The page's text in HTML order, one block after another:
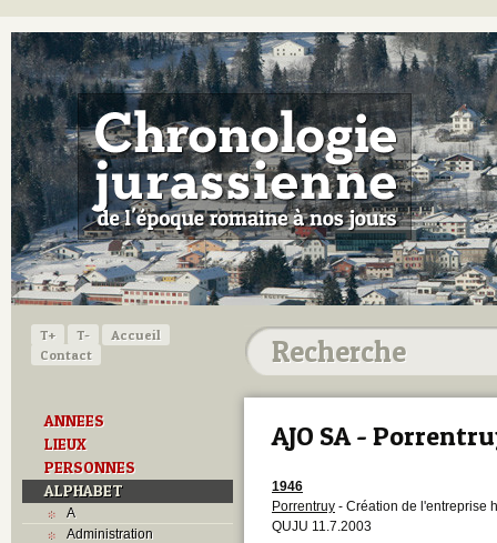
T+ T-
Accueil
Contact
ANNEES
LIEUX
PERSONNES
ALPHABET
A
Administration
AJO SA -
1946
Porrentruy - Création de l'entreprise
QUJU 11.7.2003